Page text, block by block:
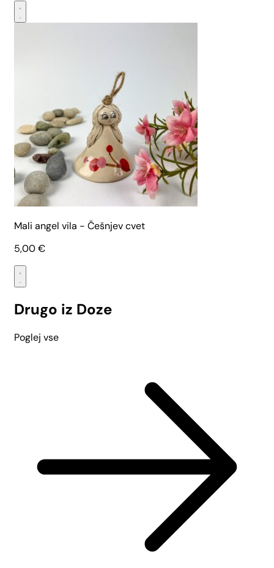
Mali angel vila - Češnjev cvet
5,00€
Drugo iz Doze
Poglej vse